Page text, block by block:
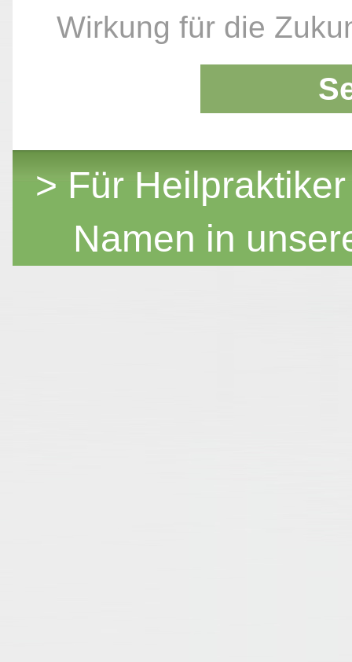
Wirkung für die
> Für
Namen in